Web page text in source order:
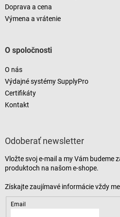
Doprava a cena
Výmena a vrátenie
O spoločnosti
O nás
Výdajné systémy SupplyPro
Certifikáty
Kontakt
Odoberať newsletter
Vložte svoj e-mail a my Vám budeme
produktoch na našom e-shope.
Email